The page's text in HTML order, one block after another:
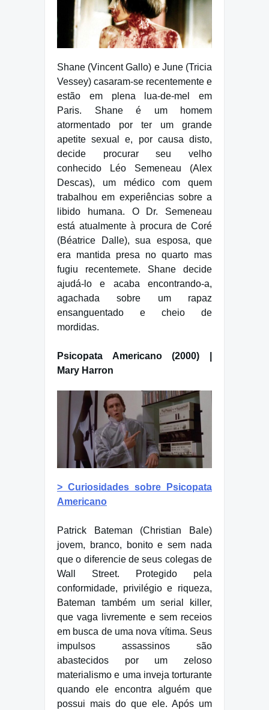
Shane (Vincent Gallo) e June (Tricia
Vessey) casaram-se recentemente e
estão em plena lua-de-mel em
Paris. Shane é um homem
atormentado por ter um grande
apetite sexual e, por causa disto,
decide procurar seu velho
conhecido Léo Semeneau (Alex
Descas), um médico com quem
trabalhou em experiências sobre a
libido humana. O Dr. Semeneau
está atualmente à procura de Coré
(Béatrice Dalle), sua esposa, que
era mantida presa no quarto mas
fugiu recentemete. Shane decide
ajudá-lo e acaba encontrando-a,
agachada sobre um rapaz
ensanguentado e cheio de
mordidas.
Psicopata Americano (2000) |
Mary Harron
> Curiosidades sobre Psicopata
Americano
Patrick Bateman (Christian Bale)
jovem, branco, bonito e sem nada
que o diferencie de seus colegas de
Wall Street. Protegido pela
conformidade, privilégio e riqueza,
Bateman também um serial killer,
que vaga livremente e sem receios
em busca de uma nova vítima. Seus
impulsos assassinos são
abastecidos por um zeloso
materialismo e uma inveja torturante
quando ele encontra alguém que
possui mais do que ele. Após um